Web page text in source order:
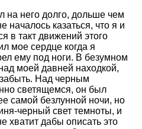
на него долго, дольше чем
казаться, что я и
в такт движений этого
мое сердце когда я
ему под ноги. В безумном
моей давней находкой,
Над черным
светящемся, он был
самой безлунной ночи, но
черный свет темноты, и
хватит дабы описать это